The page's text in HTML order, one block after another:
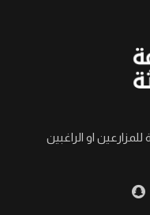
او الراغبين